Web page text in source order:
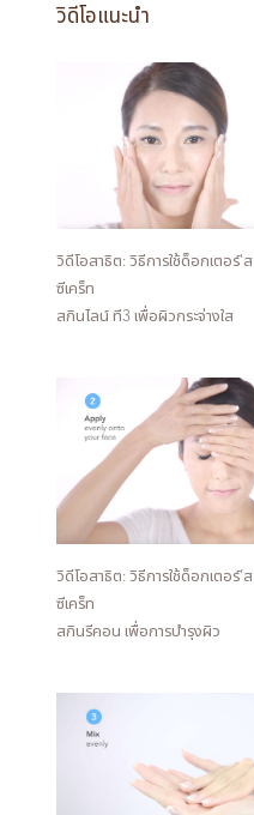
วิดีโอแนะนำ
วิดีโอสาธิต: วิธีการใช้ด็อกเตอร์'ส
ซีเคร็ท
สกินไลน์ ที3 เพื่อผิวกระจ่างใส
วิดีโอสาธิต: วิธีการใช้ด็อกเตอร์’ส
ซีเคร็ท
สกินรีคอน เพื่อการบำรุงผิว